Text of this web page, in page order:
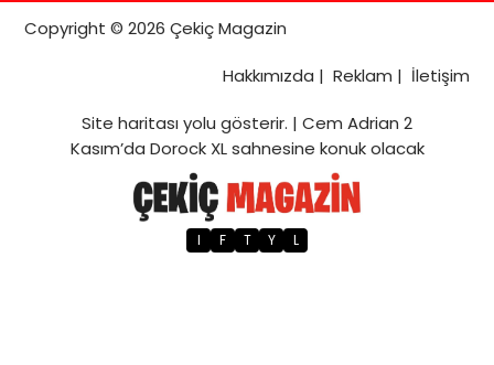
Copyright © 2026 Çekiç Magazin
Hakkımızda | Reklam | İletişim
Site haritasıyolu gösterir. | Cem Adrian 2
Kasım’da Dorock XL sahnesine konuk olacak
I F T Y L